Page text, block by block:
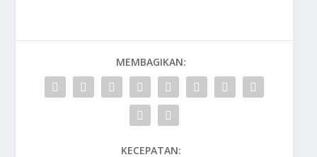
MEMBAGIKAN:
KECEPATAN: